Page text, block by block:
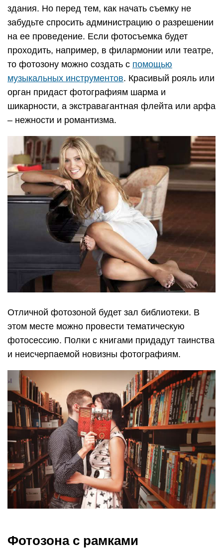
здания. Но перед тем, как начать съемку не
забудьте спросить администрацию о разрешении
на ее проведение. Если фотосъемка будет
проходить, например, в филармонии или театре,
то фотозону можно создать с помощью
музыкальных инструментов. Красивый рояль или
орган придаст фотографиям шарма и
шикарности, а экстравагантная флейта или арфа
– нежности и романтизма.
Отличной фотозоной будет зал библиотеки. В
этом месте можно провести тематическую
фотосессию. Полки с книгами придадут таинства
и неисчерпаемой новизны фотографиям.
Фотозона с рамками